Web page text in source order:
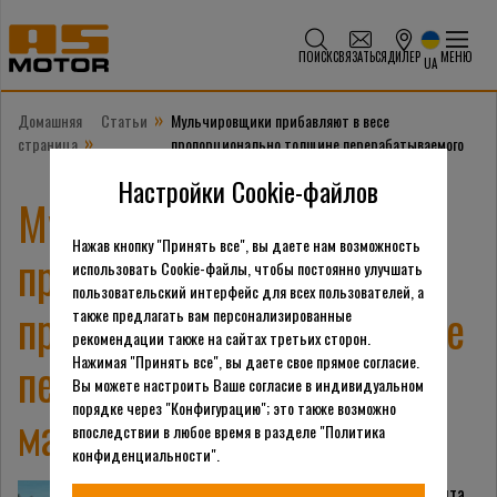
ПОИСКСВЯЗАТЬСЯДИЛЕР UA МЕНЮ
Домашняя
страница »
Статьи » Мульчировщики прибавляют в весе
пропорционально толщине перерабатываемого
Мульчировщики
прибавляют в весе
пропорционально толщине
перерабатываемого
материала
Настройки Cookie-файлов
Нажав кнопку "Принять все", вы даете нам возможность
использовать Cookie-файлы, чтобы постоянно улучшать
пользовательский интерфейс для всех пользователей, а
также предлагать вам персонализированные
рекомендации также на сайтах третьих сторон.
Нажимая "Принять все", вы даете свое прямое согласие.
Вы можете настроить Ваше согласие в индивидуальном
порядке через "Конфигурацию"; это также возможно
впоследствии в любое время в разделе "Политика
конфиденциальности".